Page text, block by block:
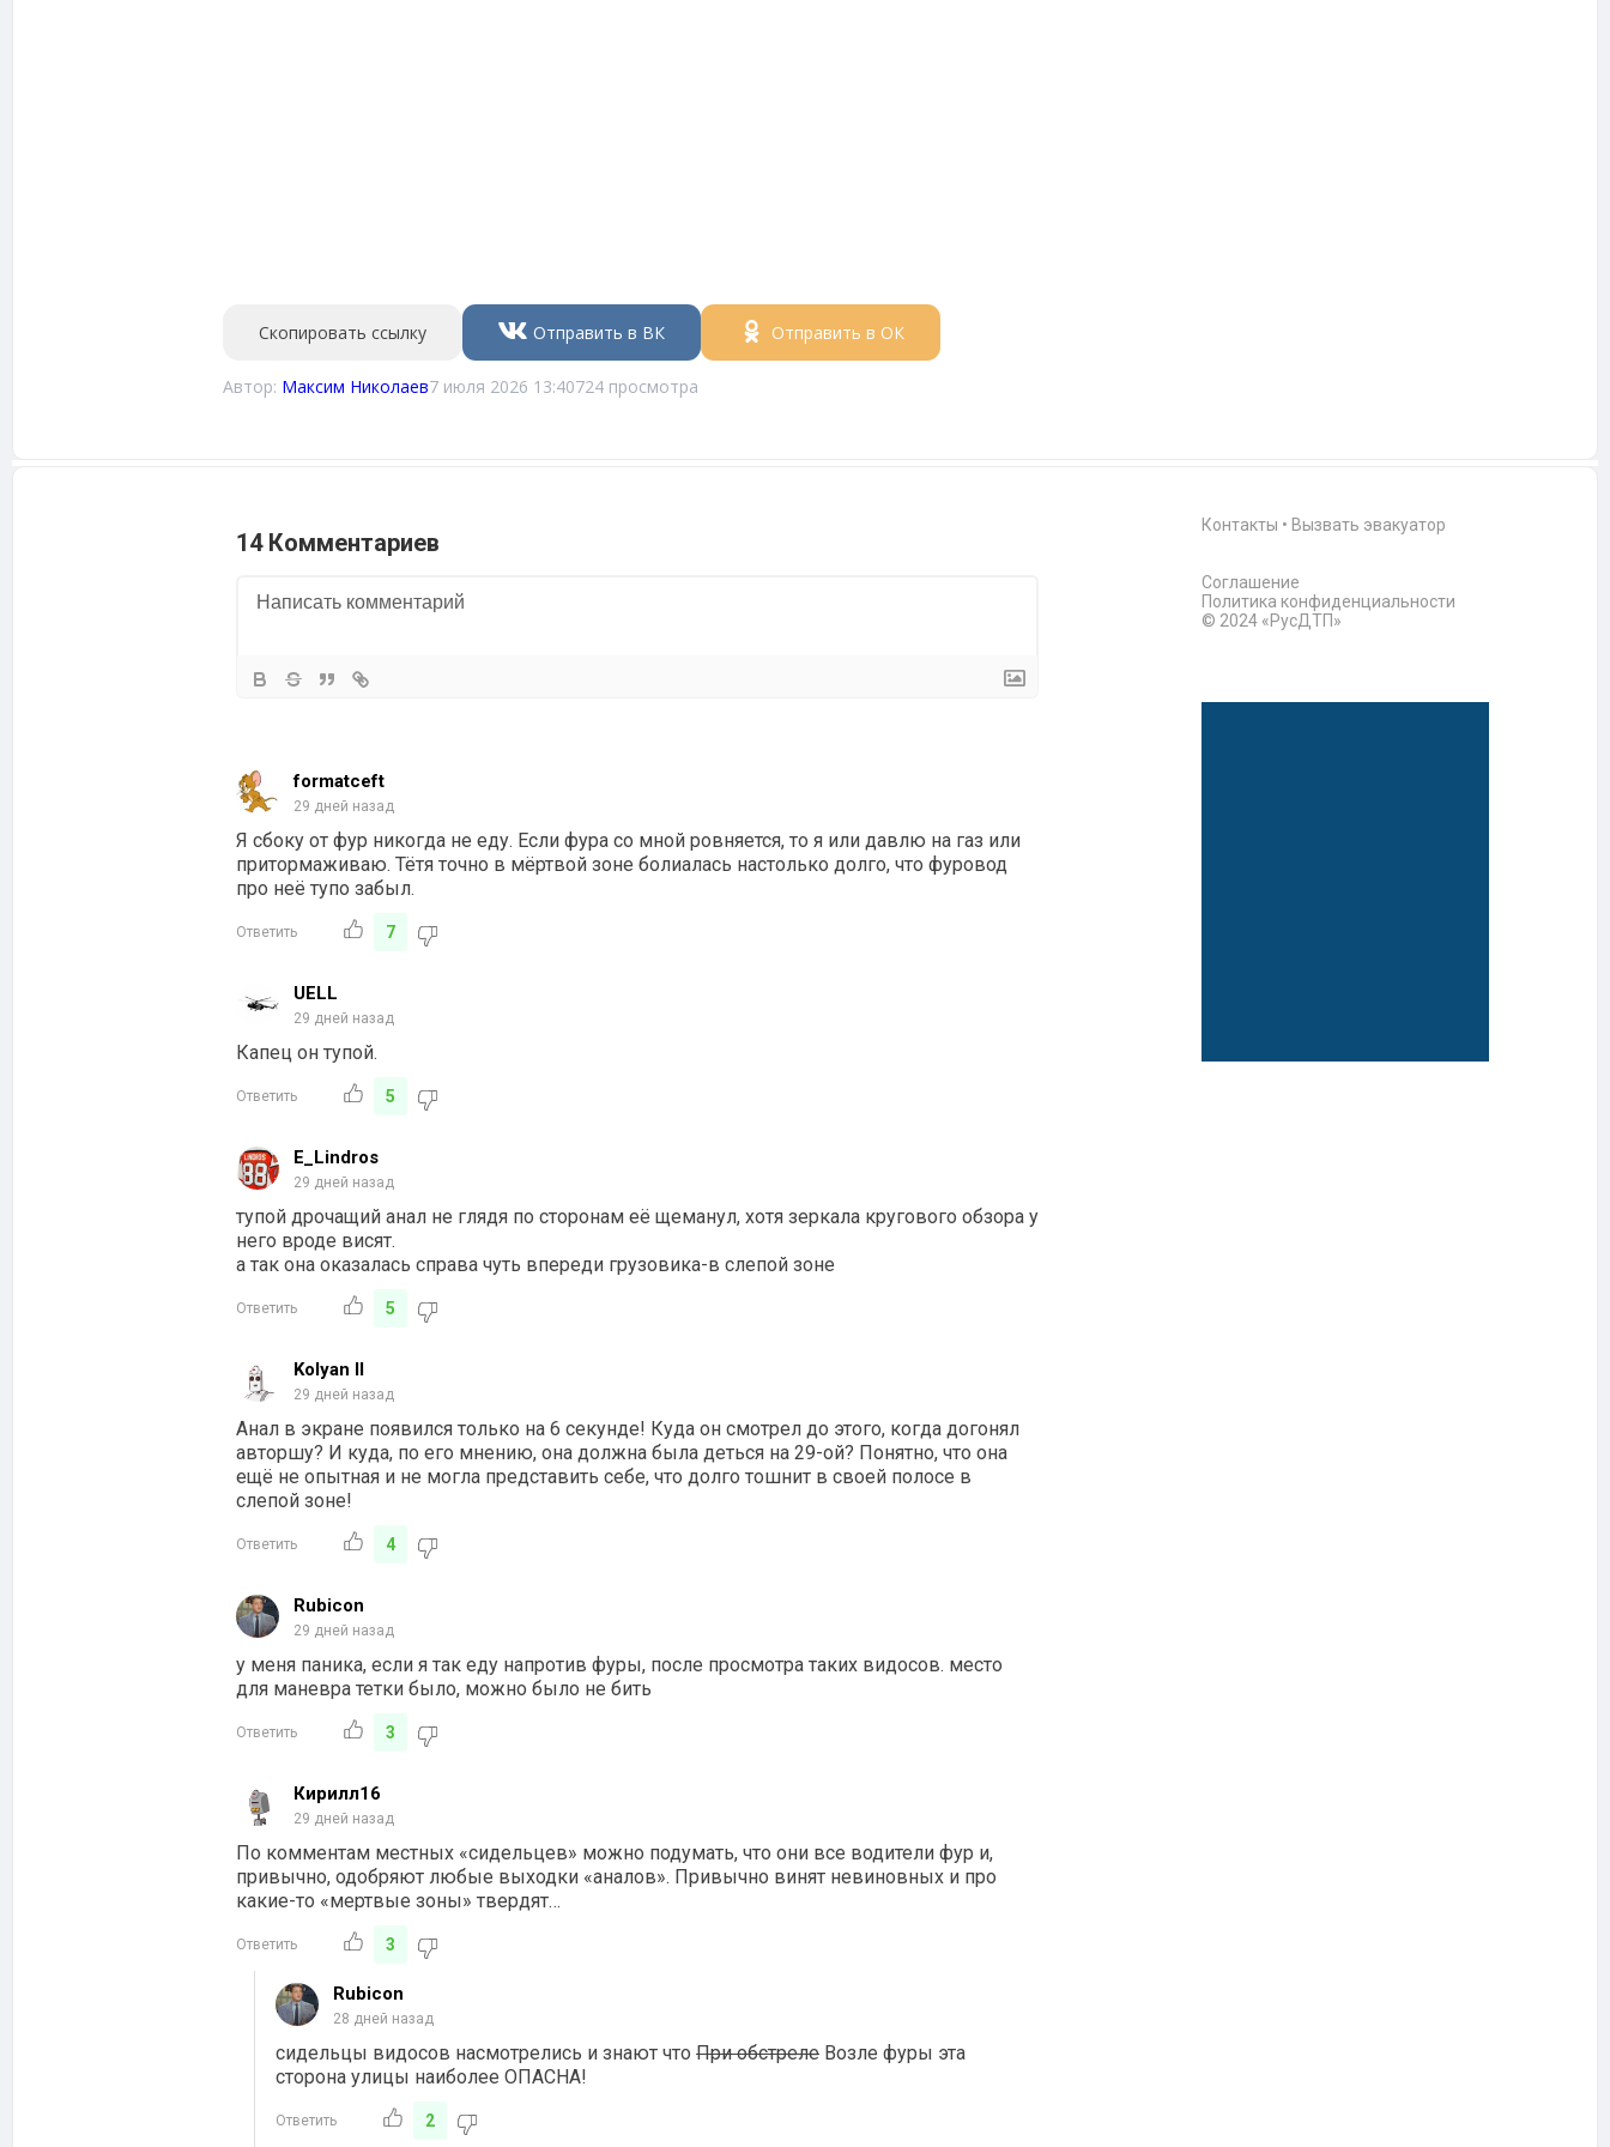
Скопировать ссылку Отправить в ВК Отправить в ОК
Автор: Максим Николаев7 июля 2026 13:40724 просмотра
14 Комментариев
formatceft
29 дней назад
Я сбоку от фур никогда не еду. Если фура со мной ровняется, то я или давлю на газ или
притормаживаю. Тётя точно в мёртвой зоне болиалась настолько долго, что фуровод
про неё тупо забыл.
Ответить 7
UELL
29 дней назад
Капец он тупой.
Ответить 5
E_Lindros
29 дней назад
тупой дрочащий анал не глядя по сторонам её щеманул, хотя зеркала кругового обзора у
него вроде висят.
а так она оказалась справа чуть впереди грузовика-в слепой зоне
Ответить 5
Kolyan II
29 дней назад
Анал в экране появился только на 6 секунде! Куда он смотрел до этого, когда догонял
авторшу? И куда, по его мнению, она должна была деться на 29-ой? Понятно, что она
ещё не опытная и не могла представить себе, что долго тошнит в своей полосе в
слепой зоне!
Ответить 4
Rubicon
29 дней назад
у меня паника, если я так еду напротив фуры, после просмотра таких видосов. место
для маневра тетки было, можно было не бить
Ответить 3
Кирилл16
29 дней назад
По комментам местных «сидельцев» можно подумать, что они все водители фур и,
привычно, одобряют любые выходки «аналов». Привычно винят невиновных и про
какие-то «мертвые зоны» твердят…
Ответить 3
Rubicon
28 дней назад
сидельцы видосов насмотрелись и знают что При обстреле Возле фуры эта
сторона улицы наиболее ОПАСНА!
Ответить 2
Контакты • Вызвать эвакуатор
Соглашение
Политика конфиденциальности
© 2024 «РусДТП»